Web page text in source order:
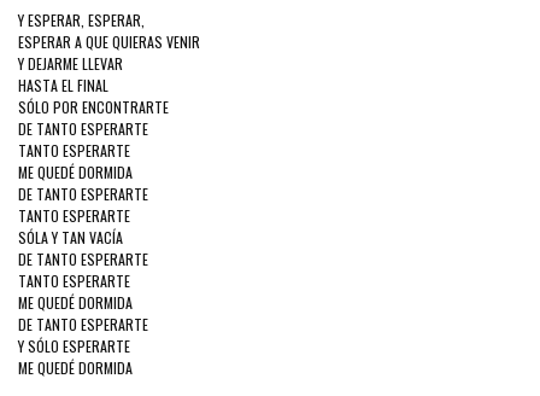
Y ESPERAR, ESPERAR,
ESPERAR A QUE QUIERAS VENIR
Y DEJARME LLEVAR
HASTA EL FINAL
SÓLO POR ENCONTRARTE
DE TANTO ESPERARTE
TANTO ESPERARTE
ME QUEDÉ DORMIDA
DE TANTO ESPERARTE
TANTO ESPERARTE
SÓLA Y TAN VACÍA
DE TANTO ESPERARTE
TANTO ESPERARTE
ME QUEDÉ DORMIDA
DE TANTO ESPERARTE
Y SÓLO ESPERARTE
ME QUEDÉ DORMIDA